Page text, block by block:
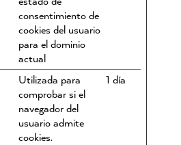
consentimiento de
cookies del usuario
para el dominio
actual
Utilizada para
comprobar si el
navegador del
usuario admite
cookies.
1 día